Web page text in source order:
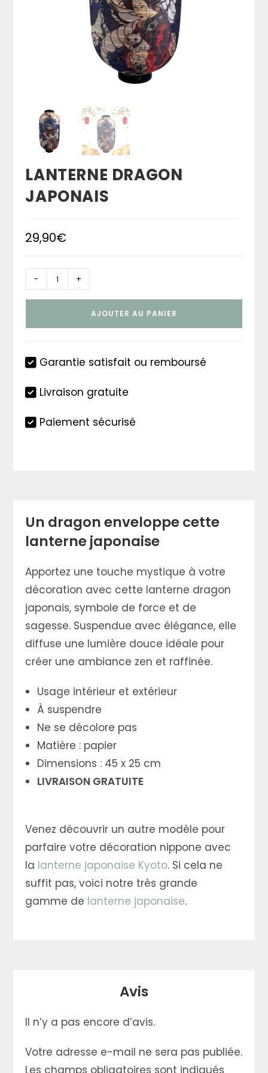
LANTERNE DRAGON
JAPONAIS
29,90€
quantité
de
- +
AJOUTER AU PANIER
Garantie satisfait ou remboursé
Livraison gratuite
Paiement sécurisé
Un dragon enveloppe cette
lanterne japonaise
Apportez une touche mystique à votre
décoration avec cette lanterne dragon
japonais, symbole de force et de
sagesse. Suspendue avec élégance, elle
diffuse une lumière douce idéale pour
créer une ambiance zen et raffinée.
Usage intérieur et extérieur
À suspendre
Ne se décolore pas
Matière : papier
Dimensions : 45 x 25 cm
LIVRAISON GRATUITE
Venez découvrir un autre modèle pour
parfaire votre décoration nippone avec
la lanterne japonaise Kyoto. Si cela ne
suffit pas, voici notre très grande
gamme de lanterne japonaise.
Avis
Il n’y a pas encore d’avis.
Votre adresse e-mail ne sera pas publiée.
Les champs obligatoires sont indiqués